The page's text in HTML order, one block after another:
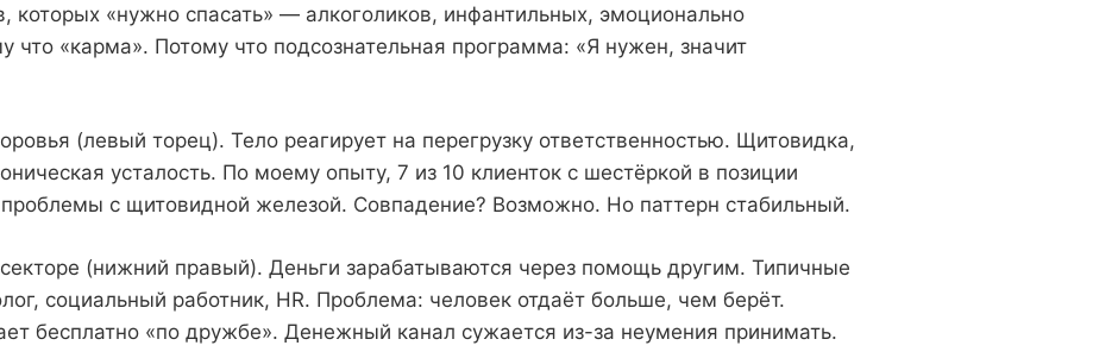
которых «нужно спасать» — алкоголиков, инфантильных, эмоционально
что «карма». Потому что подсознательная программа: «Я нужен, значит
(левый торец). Тело реагирует на перегрузку ответственностью. Щитовидка,
усталость. По моему опыту, 7 из 10 клиенток с шестёркой в позиции
с щитовидной железой. Совпадение? Возможно. Но паттерн стабильный.
(нижний правый). Деньги зарабатываются через помощь другим. Типичные
социальный работник, HR. Проблема: человек отдаёт больше, чем берёт.
бесплатно «по дружбе». Денежный канал сужается из-за неумения принимать.